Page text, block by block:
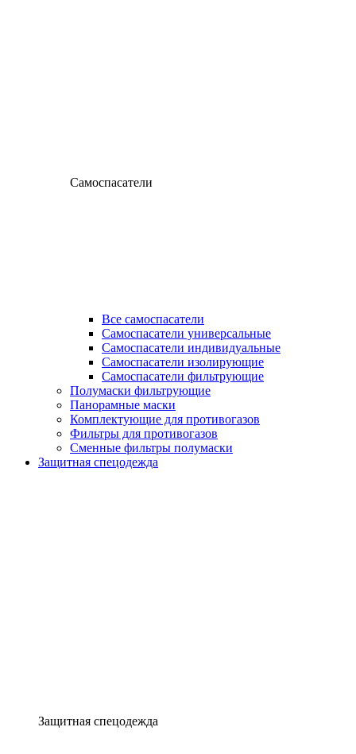
Самоспасатели
Все самоспасатели
Самоспасатели универсальные
Самоспасатели индивидуальные
Самоспасатели изолирующие
Самоспасатели фильтрующие
Полумаски фильтрующие
Панорамные маски
Комплектующие для противогазов
Фильтры для противогазов
Сменные фильтры полумаски
Защитная спецодежда
Защитная спецодежда